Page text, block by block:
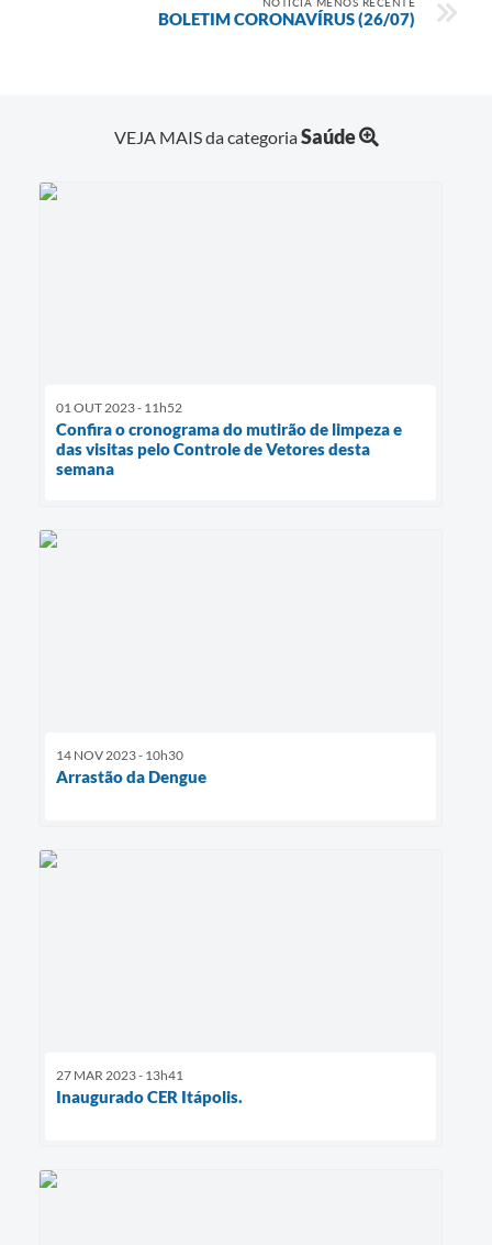
BOLETIM CORONAVÍRUS (26/07)
VEJA MAIS da categoriaSaúde
01 OUT 2023 - 11h52
Confira o cronograma do mutirão de limpeza e
das visitas pelo Controle de Vetores desta
semana
14 NOV 2023 - 10h30
Arrastão da Dengue
27 MAR 2023 - 13h41
Inaugurado CER Itápolis.